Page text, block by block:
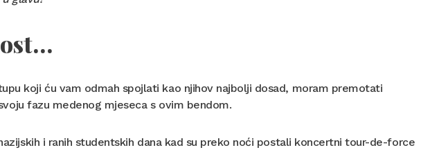
koji ću vam odmah spojlati kao njihov najbolji dosad, moram premotati
fazu medenog mjeseca s ovim bendom.
i ranih studentskih dana kad su preko noći postali koncertni tour-de-force